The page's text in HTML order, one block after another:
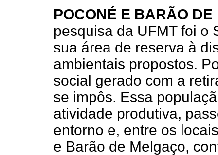
POCONÉ E BARÃO DE
pesquisa da UFMT foi o
sua área de reserva à
ambientais propostos.
social gerado com a
se impôs. Essa
atividade produtiva,
entorno e, entre os
e Barão de Melgaço,